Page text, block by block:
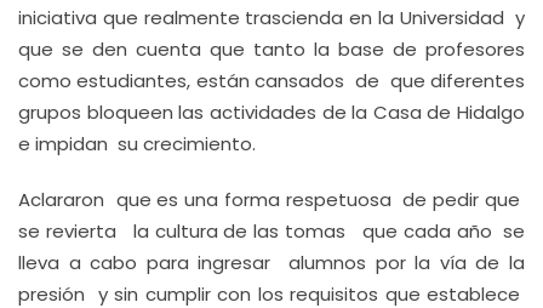
iniciativa que realmente trascienda en la Universidad y
que se den cuenta que tanto la base de profesores
como estudiantes, están cansados de que diferentes
grupos bloqueen las actividades de la Casa de Hidalgo
e impidan su crecimiento.
Aclararon que es una forma respetuosa de pedir que
se revierta la cultura de las tomas que cada año se
lleva a cabo para ingresar alumnos por la vía de la
presión y sin cumplir con los requisitos que establece